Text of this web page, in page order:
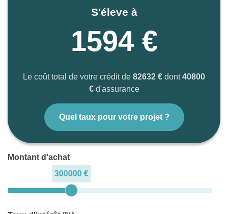
S'éleve à
1594 €
Le coût total de votre crédit de 82632 € dont40800
€d'assurance
Quel taux pour votre projet ?
Montant d'achat
300000 €